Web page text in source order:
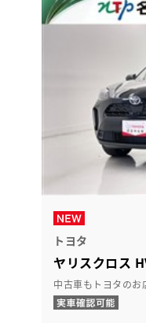
トヨタ
ヤリスクロス
中古車もトヨタのお